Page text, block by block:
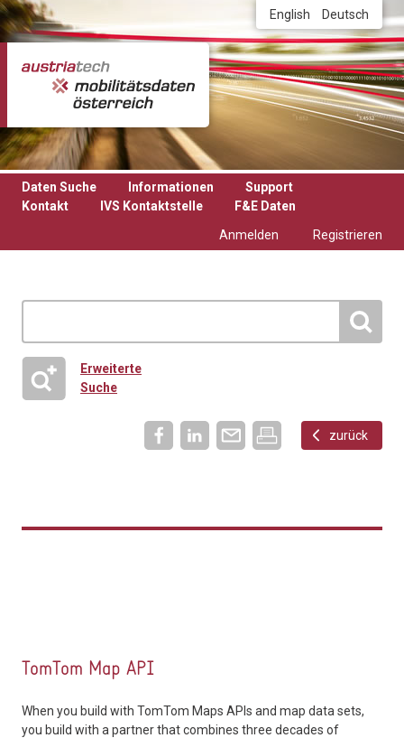
Direkt zum Inhalt English Deutsch
Daten Suche Informationen
Support
Kontakt
IVS Kontaktstelle
F&E Daten
Anmelden
Registrieren
Erweiterte
Suche
zurück
TomTom Map API
When you build with TomTom Maps APIs and map data sets,
you build with a partner that combines three decades of